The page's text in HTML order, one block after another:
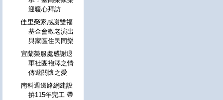
迎暖心拜訪
佳里榮家感謝雙福
基金會敬老演出
與家區住民同樂
宜蘭榮服處感謝退
軍社團袍澤之情
傳遞關懷之愛
南科週邊路網建設
拚115年完工 帶